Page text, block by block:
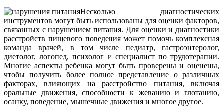
Несколько диагностических
инструментов могут быть использованы для оценки факторов,
связанных с нарушением питания. Для оценки и диагностики
расстройств пищевого поведения может помочь комплексная
команда врачей, в том числе педиатр, гастроэнтеролог,
диетолог, логопед, психолог и специалист по трудотерапии.
Многие аспекты ребенка могут быть проверены и оценены,
чтобы получить более полное представление о различных
факторах, влияющих на расстройство питания, включая
оральные движения, способности к жеванию и глотанию,
осанку, поведение, мышечные движения и многое другое.